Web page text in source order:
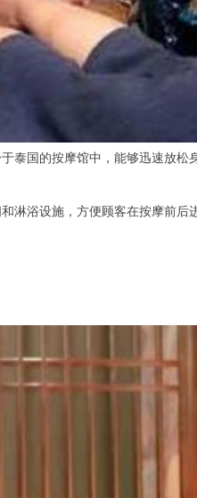
国的按摩馆中，能够迅速放松
浴设施，方便顾客在按摩前后